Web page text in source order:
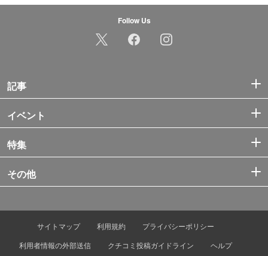
Follow Us
記事
イベント
特集
その他
サイトマップ 利用規約
プライバシーポリシー
利用者情報の外部送信
クチコミ投稿ガイドライン ヘルプ